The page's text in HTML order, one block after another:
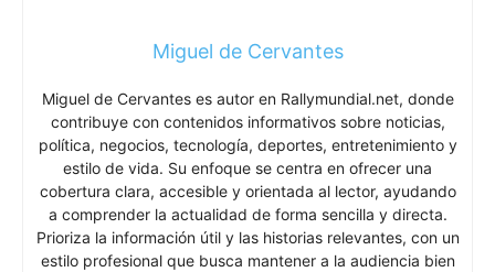
Miguel de Cervantes
Miguel de Cervantes es autor en Rallymundial.net, donde
contribuye con contenidos informativos sobre noticias,
política, negocios, tecnología, deportes, entretenimiento y
estilo de vida. Su enfoque se centra en ofrecer una
cobertura clara, accesible y orientada al lector, ayudando
a comprender la actualidad de forma sencilla y directa.
Prioriza la información útil y las historias relevantes, con un
estilo profesional que busca mantener a la audiencia bien